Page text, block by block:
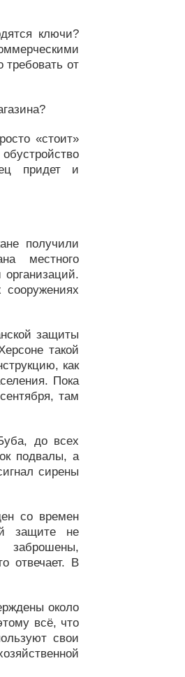
ключи?
от
«стоит»
придет и
получили
местного
защиты
такой
как
Пока
там
до всех
подвалы, а
сирены
со времен
защите не
отвечает. В
около
всё, что
свои